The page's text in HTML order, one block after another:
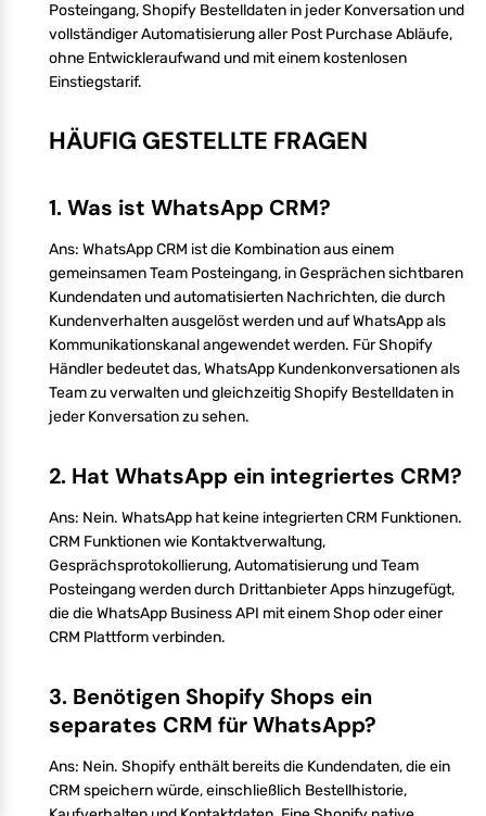
Posteingang, Shopify Bestelldaten in jeder Konversation und
vollständiger Automatisierung aller Post Purchase Abläufe,
ohne Entwickleraufwand und mit einem kostenlosen
Einstiegstarif.
HÄUFIG GESTELLTE FRAGEN
1. Was ist WhatsApp CRM?
Ans: WhatsApp CRM ist die Kombination aus einem
gemeinsamen Team Posteingang, in Gesprächen sichtbaren
Kundendaten und automatisierten Nachrichten, die durch
Kundenverhalten ausgelöst werden und auf WhatsApp als
Kommunikationskanal angewendet werden. Für Shopify
Händler bedeutet das, WhatsApp Kundenkonversationen als
Team zu verwalten und gleichzeitig Shopify Bestelldaten in
jeder Konversation zu sehen.
2. Hat WhatsApp ein integriertes CRM?
Ans: Nein. WhatsApp hat keine integrierten CRM Funktionen.
CRM Funktionen wie Kontaktverwaltung,
Gesprächsprotokollierung, Automatisierung und Team
Posteingang werden durch Drittanbieter Apps hinzugefügt,
die die WhatsApp Business API mit einem Shop oder einer
CRM Plattform verbinden.
3. Benötigen Shopify Shops ein
separates CRM für WhatsApp?
Ans: Nein. Shopify enthält bereits die Kundendaten, die ein
CRM speichern würde, einschließlich Bestellhistorie,